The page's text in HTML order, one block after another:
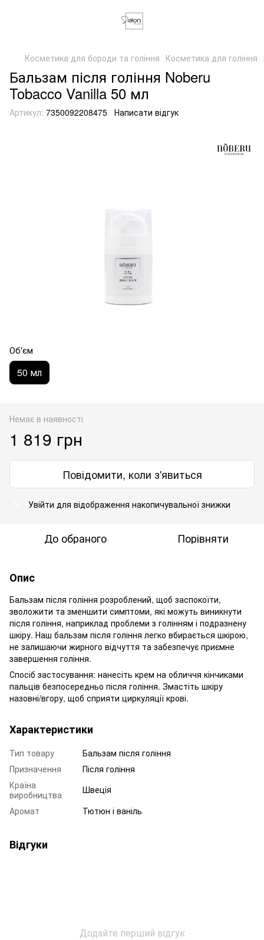
Косметика для бороди та гоління Косметика для гоління
Бальзам після гоління Noberu
Tobacco Vanilla 50 мл
Артикул: 7350092208475 Написати відгук
Об'єм
50 мл
Немає в наявності
1 819 грн
Повідомити, коли з'явиться
Увійти для відображення накопичувальної знижки
До обраного Порівняти
Опис
Бальзам після гоління розроблений, щоб заспокоїти,
зволожити та зменшити симптоми, які можуть виникнути
після гоління, наприклад проблеми з голінням і подразнену
шкіру. Наш бальзам після гоління легко вбирається шкірою,
не залишаючи жирного відчуття та забезпечує приємне
завершення гоління.
Спосіб застосування: нанесіть крем на обличчя кінчиками
пальців безпосередньо після гоління. Змастіть шкіру
назовні/вгору, щоб сприяти циркуляції крові.
Характеристики
Тип товару
Бальзам після гоління
Призначення
Після гоління
Країна
виробництва
Швеція
Аромат
Тютюн і ваніль
Відгуки
Додайте перший відгук